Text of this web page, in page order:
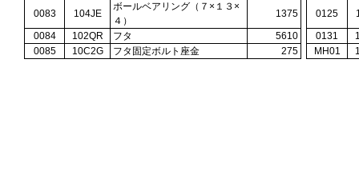
0083 104JE
ボールベアリング（７×１３×
４）
1375 0125
0084
102QR フタ 5610 0131
0085
10C2G フタ固定ボルト座金 275 MH01